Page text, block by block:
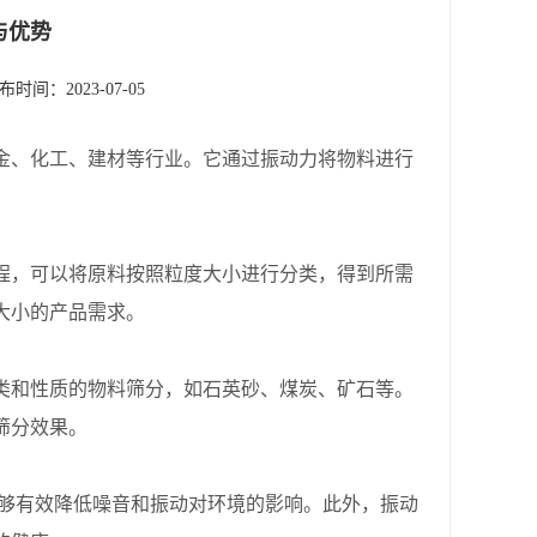
优势
时间：2023-07-05
、化工、建材等行业。它通过振动力将物料进行
可以将原料按照粒度大小进行分类，得到所需
的产品需求。
质的物料筛分，如石英砂、煤炭、矿石等。
效果。
效降低噪音和振动对环境的影响。此外，振动